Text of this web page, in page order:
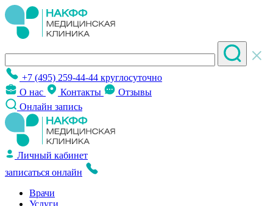
+7 (495) 259-44-44 круглосуточно
О нас
Контакты
Отзывы
Онлайн запись
Личный кабинет
записаться онлайн
Врачи
Услуги